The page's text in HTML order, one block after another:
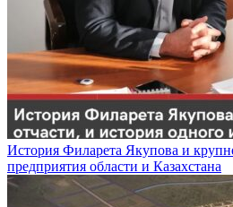
История Филарета Якупова и
предприятия области и Казахстана